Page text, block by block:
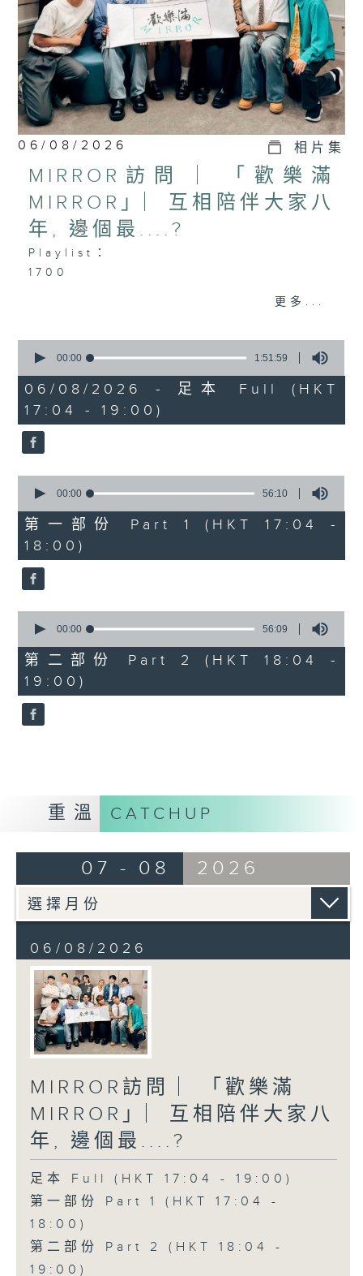
06/08/2026 相片集
MIRROR訪問 ︳「歡樂滿
MIRROR」︳互相陪伴大家八
年, 邊個最....?
Playlist：
1700
陳慧琳 - 三秒一生
MONOCHROME - 五百米公式
Dear Jane - 廢活量
Ian 陳卓賢 - 遲眠劑
sica - 大團圓結局
1800
MIRROR - One and All
.
1830
〈歡樂滿MIRROR〉
更多...
seconds
1
hour,
51
minutes,
59
seconds
00:00 1:51:59
06/08/2026 - 足本 Full (HKT
17:04 - 19:00)
seconds
56
minutes,
10
seconds
00:00 56:10
第一部份 Part 1 (HKT 17:04 -
18:00)
seconds
56
minutes,
9
seconds
00:00 56:09
第二部份 Part 2 (HKT 18:04 -
19:00)
重溫 CATCHUP
07 - 08 2026
06/08/2026
MIRROR訪問 ︳「歡樂滿
MIRROR」︳互相陪伴大家八
年, 邊個最....?
足本 Full (HKT 17:04 - 19:00)
第一部份 Part 1 (HKT 17:04 -
18:00)
第二部份 Part 2 (HKT 18:04 -
19:00)